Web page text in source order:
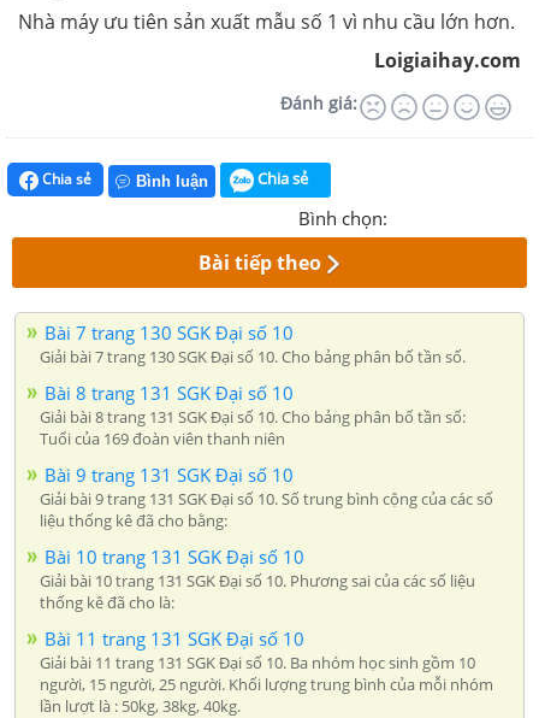
Nhà máy ưu tiên sản xuất mẫu số 1 vì nhu cầu lớn hơn.
Loigiaihay.com
Đánh giá:
Chia sẻ Bình luận Chia sẻ
Bình chọn:
Bài tiếp theo
Bài 7 trang 130 SGK Đại số 10
Giải bài 7 trang 130 SGK Đại số 10. Cho bảng phân bố tần số.
Bài 8 trang 131 SGK Đại số 10
Giải bài 8 trang 131 SGK Đại số 10. Cho bảng phân bố tần số:
Tuổi của 169 đoàn viên thanh niên
Bài 9 trang 131 SGK Đại số 10
Giải bài 9 trang 131 SGK Đại số 10. Số trung bình cộng của các số
liệu thống kê đã cho bằng:
Bài 10 trang 131 SGK Đại số 10
Giải bài 10 trang 131 SGK Đại số 10. Phương sai của các số liệu
thống kê đã cho là:
Bài 11 trang 131 SGK Đại số 10
Giải bài 11 trang 131 SGK Đại số 10. Ba nhóm học sinh gồm 10
người, 15 người, 25 người. Khối lượng trung bình của mỗi nhóm
lần lượt là : 50kg, 38kg, 40kg.